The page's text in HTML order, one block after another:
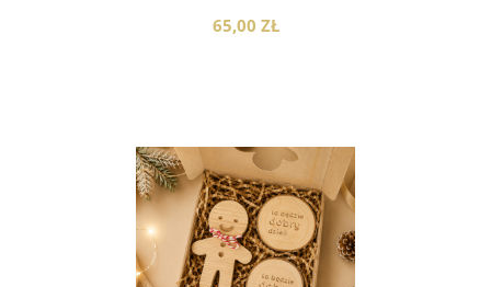
65,00 ZŁ
do koszyka